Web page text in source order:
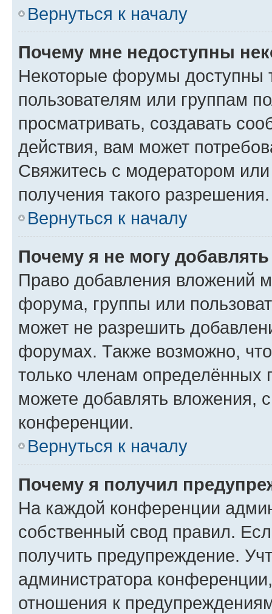
Вернуться к началу
Почему мне недоступны
Некоторые форумы доступны
пользователям или группам
просматривать, создавать
действия, вам может
Свяжитесь с модератором
получения такого разрешения.
Вернуться к началу
Почему я не могу
Право добавления вложений
форума, группы или
может не разрешить
форумах. Также возможно,
только членам определённых
можете добавлять вложения,
конференции.
Вернуться к началу
Почему я получил
На каждой конференции
собственный свод правил.
получить предупреждение.
администратора
отношения к